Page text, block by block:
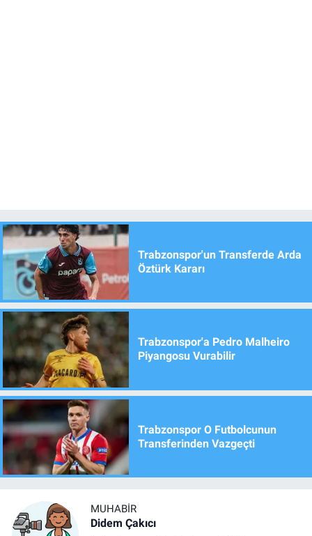
Trabzonspor'un Transferde Arda
Öztürk Kararı
Trabzonspor'a Pedro Malheiro
Piyangosu Vurabilir
Trabzonspor O Futbolcunun
Transferinden Vazgeçti
MUHABIR
Didem Çakıcı